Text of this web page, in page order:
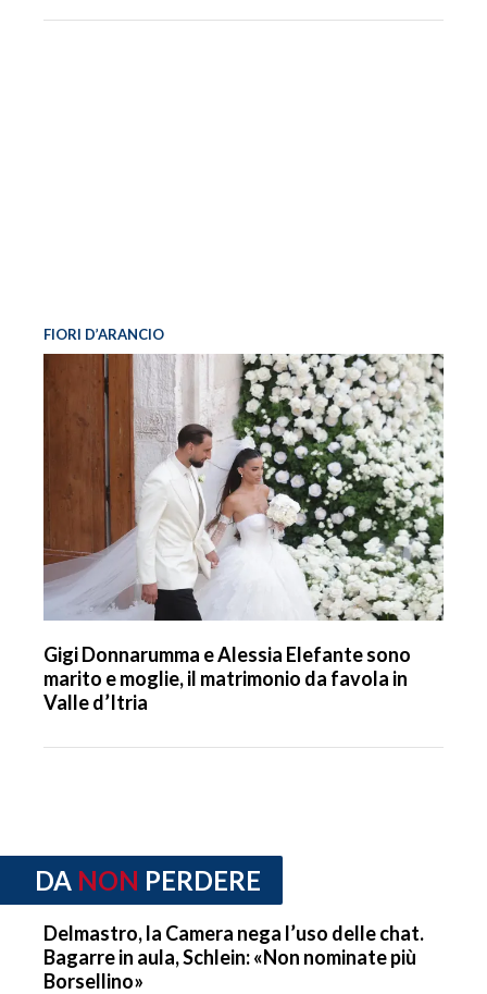
FIORI D’ARANCIO
Gigi Donnarumma e Alessia Elefante sono
marito e moglie, il matrimonio da favola in
Valle d’Itria
DA NON PERDERE
Delmastro, la Camera nega l’uso delle chat.
Bagarre in aula, Schlein: «Non nominate più
Borsellino»